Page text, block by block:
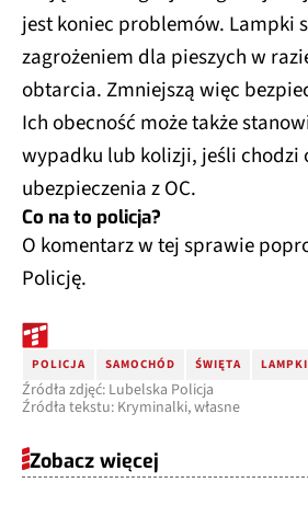
jest koniec problemów. Lampki
zagrożeniem dla pieszych w
obtarcia. Zmniejszą więc
Ich obecność może także
wypadku lub kolizji, jeśli chodzi
ubezpieczenia z OC.
Co na to policja?
O komentarz w tej sprawie
Policję.
POLICJA SAMOCHÓD ŚWIĘTA
Źródła zdjęć: Lubelska Policja
Źródła tekstu: Kryminalki, własne
Zobacz więcej